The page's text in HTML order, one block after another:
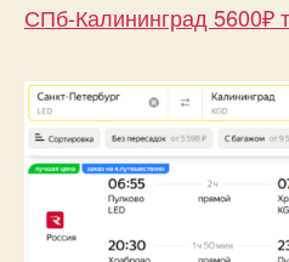
СПб-Калининград 5600₽